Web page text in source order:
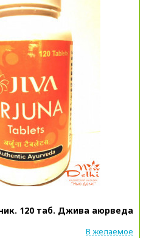
120 таб. Джива аюрведа
В желаемое